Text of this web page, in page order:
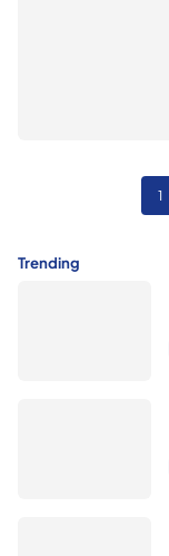
1
Trending